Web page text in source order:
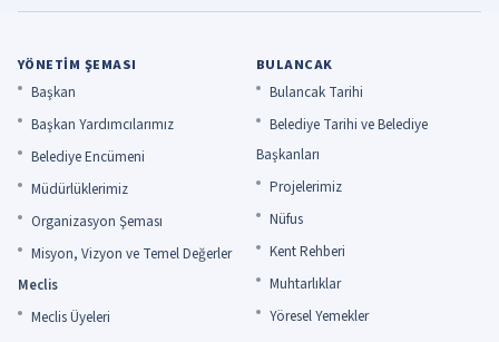
YÖNETIM ŞEMASI
Başkan
Başkan Yardımcılarımız
Belediye Encümeni
Müdürlüklerimiz
Organizasyon Şeması
Misyon, Vizyon ve Temel Değerler
Meclis
Meclis Üyeleri
BULANCAK
Bulancak Tarihi
Belediye Tarihi ve Belediye
Başkanları
Projelerimiz
Nüfus
Kent Rehberi
Muhtarlıklar
Yöresel Yemekler